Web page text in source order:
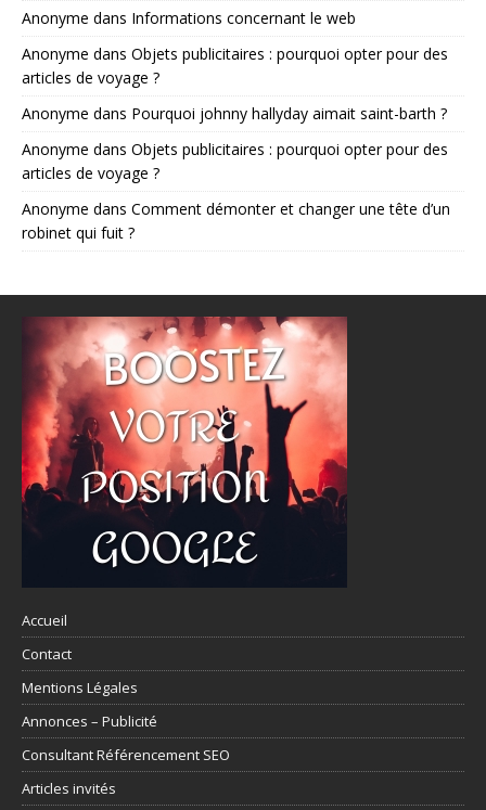
Anonyme dans Informations concernant le web
Anonyme dans Objets publicitaires : pourquoi opter pour des
articles de voyage ?
Anonyme dans Pourquoi johnny hallyday aimait saint-barth ?
Anonyme dans Objets publicitaires : pourquoi opter pour des
articles de voyage ?
Anonyme dans Comment démonter et changer une tête d’un
robinet qui fuit ?
Accueil
Contact
Mentions Légales
Annonces – Publicité
Consultant Référencement SEO
Articles invités